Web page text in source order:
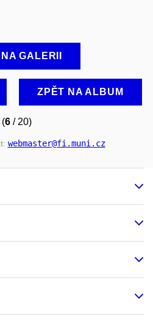
GALERII
ZPĚT NA ALBUM
(6/ 20)
webmaster@fi.muni.cz